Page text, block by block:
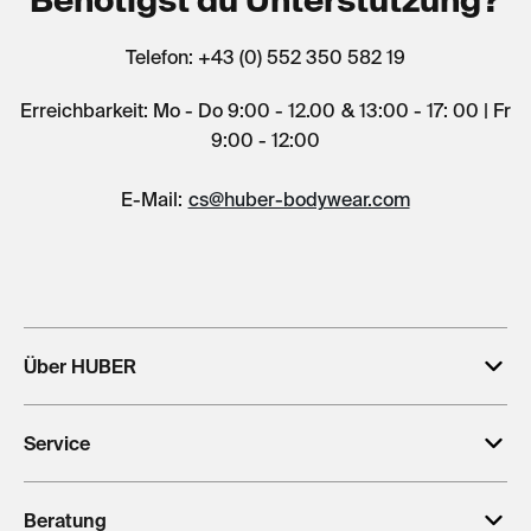
Telefon: +43 (0) 552 350 582 19
Erreichbarkeit: Mo - Do 9:00 - 12.00 & 13:00 - 17: 00 | Fr
9:00 - 12:00
E-Mail: cs@huber-bodywear.com
Über HUBER
Service
Beratung